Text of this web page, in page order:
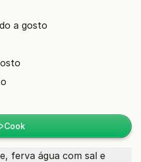
a gosto
Cook
ferva água com sal e